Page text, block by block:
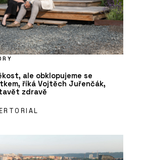
ale obklopujeme se
říká Vojtěch Juřenčák,
zdravě